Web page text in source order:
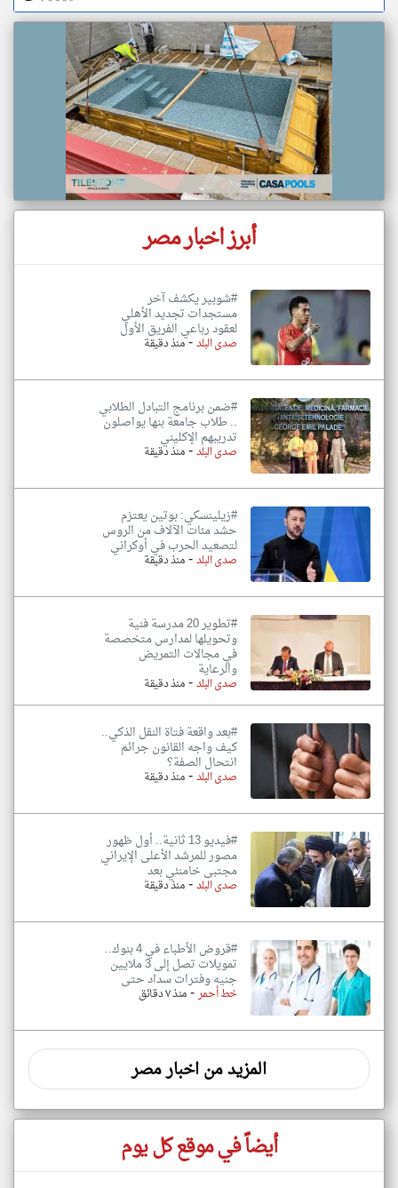
أبرز اخبار مصر
#شوبير يكشف آخر
مستجدات تجديد الأهلي
لعقود رباعي الفريق الأول
صدى البلد-منذ دقيقة
#ضمن برنامج التبادل الطلابي
.. طلاب جامعة بنها يواصلون
تدريبهم الإكليني
صدى البلد-منذ دقيقة
#زيلينسكي: بوتين يعتزم
حشد مئات الآلاف من الروس
لتصعيد الحرب في أوكراني
صدى البلد-منذ دقيقة
#تطوير 20 مدرسة فنية
وتحويلها لمدارس متخصصة
في مجالات التمريض
والرعاية
صدى البلد-منذ دقيقة
#بعد واقعة فتاة النقل الذكي..
كيف واجه القانون جرائم
انتحال الصفة؟
صدى البلد-منذ دقيقة
#فيديو 13 ثانية.. أول ظهور
مصور للمرشد الأعلى الإيراني
مجتبى خامنئي بعد
صدى البلد-منذ دقيقة
#قروض الأطباء في 4 بنوك..
تمويلات تصل إلى 3 ملايين
جنيه وفترات سداد حتى
خط أحمر-منذ ٧ دقائق
المزيد من اخبار مصر
أيضاً في موقع كل يوم